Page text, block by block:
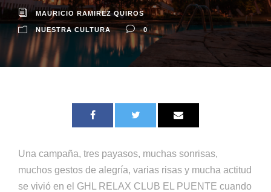
MAURICIO RAMIREZ QUIROS
NUESTRA CULTURA 0
Una campaña, tres payasos, muchas sonrisas,
muchos gestos de alegría, varias risas y mucha actitud
se vivió en el GHL RELAX CLUB EL PUENTE cuando